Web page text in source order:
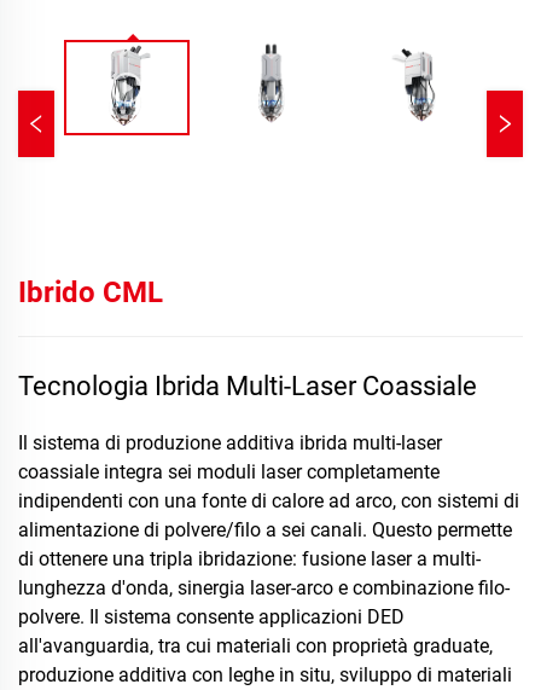
Ibrido CML
Tecnologia Ibrida Multi-Laser Coassiale
Il sistema di produzione additiva ibrida multi-laser
coassiale integra sei moduli laser completamente
indipendenti con una fonte di calore ad arco, con sistemi di
alimentazione di polvere/filo a sei canali. Questo permette
di ottenere una tripla ibridazione: fusione laser a multi-
lunghezza d'onda, sinergia laser-arco e combinazione filo-
polvere. Il sistema consente applicazioni DED
all'avanguardia, tra cui materiali con proprietà graduate,
produzione additiva con leghe in situ, sviluppo di materiali